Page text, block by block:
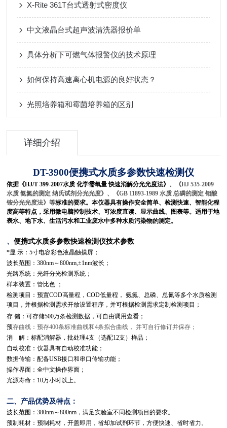
X-Rite 361T台式透射式密度仪
中文液晶台式超声波清洗器报价单
具体分析下可燃气体报警仪的技术原理
如何保持高速离心机电源的良好状态？
光照培养箱和霉菌培养箱的区别
详细介绍
DT-3900便携式水质多参数快速检测仪
依据《HJ/T 399-2007水质 化学需氧量 快速消解分光光度法》、
《HJ 535-2009
水质 氨氮的测定 纳氏试剂分光光度》、《GB 11893-1989 水质 总磷的测定 钼酸
铵分光光度法》等标准的要求。本仪器具有操作安全简单、检测快速、智能化程
度高等特点，采用微电脑控制技术、可浓度直读、显示曲线、图表等。适用于地
表水、地下水、生活污水和工业废水中多种水质污染物的测定。
、便携式水质多参数快速检测仪技术参数
*显 示：5寸电容彩色液晶触摸屏；
波长范围：380nm～800nm,±1nm波长；
光路系统：光纤分光检测系统；
样本装置：管比色 ；
检测项目：预置COD高量程，COD低量程， 氨氮、总磷、总氮等多个水质检测
项目，并根据检测需求开放设置程序，并可根据检测需求定制检测项目；
存 储：可存储500万条检测数据，可自由调用查看；
预存曲线：预存400条标准曲线和4条拟合曲线， 并可自行修订并保存；
消 解：标配消解器，批处理4支（选配12支）样品；
自动校准：仪器具有自动校准功能；
数据传输：配备USB接口和串口传输功能；
操作界面：全中文操作界面；
光源寿命：10万小时以上。
二、产品优势及特点：
波长范围：380nm～800nm，满足实验室不同检测项目的要求。
预制耗材：预制耗材，开盖即用，省却加试剂环节，方便快速、省时省力。